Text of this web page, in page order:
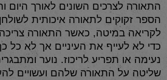
התאורה לצרכים השונים לאורך היום
הספר זקוקים לתאורה איכותית
לקריאה במיטה, כאשר התאורה
כדי לא לעייף את העיניים אך לא כל
נעימה או תפריע לריכוז. נוער
שליטה על התאורה שלהם ועשויים